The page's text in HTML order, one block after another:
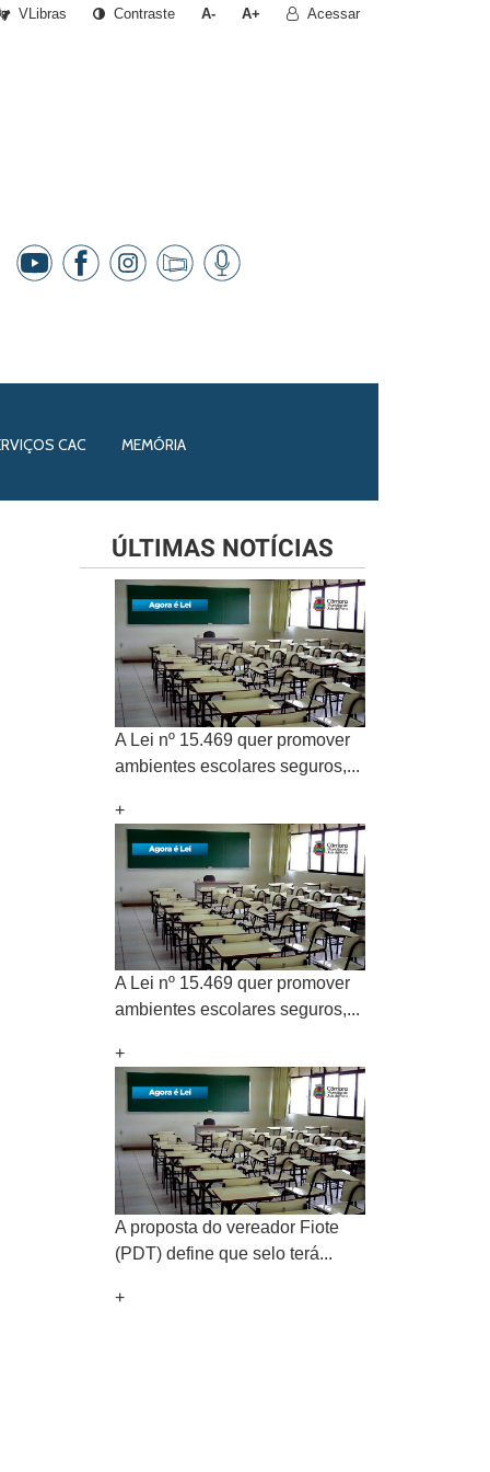
VLibras Contraste A- A+ Acessar
CAC MEMÓRIA
ÚLTIMAS NOTÍCIAS
A Lei nº 15.469 quer promover
ambientes escolares seguros,...
+
A Lei nº 15.469 quer promover
ambientes escolares seguros,...
+
A proposta do vereador Fiote
(PDT) define que selo terá...
+